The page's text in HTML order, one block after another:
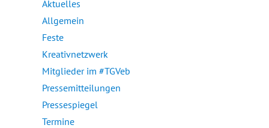
Aktuelles
Allgemein
Feste
Kreativnetzwerk
Mitglieder im #TGVeb
Pressemitteilungen
Pressespiegel
Termine